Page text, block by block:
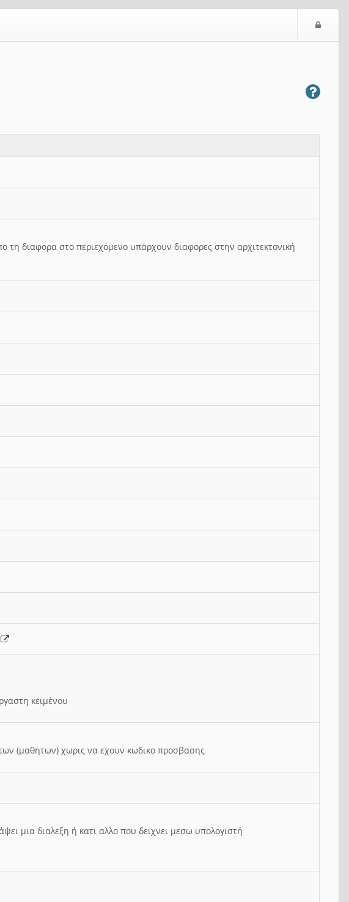
διαφορα στο περιεχόμενο υπάρχουν διαφορες στην αρχιτεκτονική
κειμένου
(μαθητων) χωρις να εχουν κωδικο προσβασης
μια διαλεξη ή κατι αλλο που δειχνει μεσω υπολογιστή